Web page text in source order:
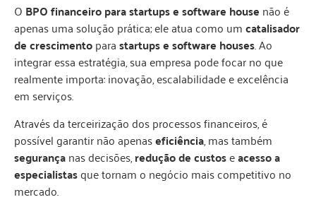
O BPO financeiro para startups e software house não é
apenas uma solução prática; ele atua como umcatalisador
de crescimentoparastartups e software houses. Ao
integrar essa estratégia, sua empresa pode focar no que
realmente importa: inovação, escalabilidade e excelência
em serviços.
Através da terceirização dos processos financeiros, é
possível garantir não apenaseficiência, mas também
segurançanas decisões,redução de custoseacesso a
especialistasque tornam o negócio mais competitivo no
mercado.